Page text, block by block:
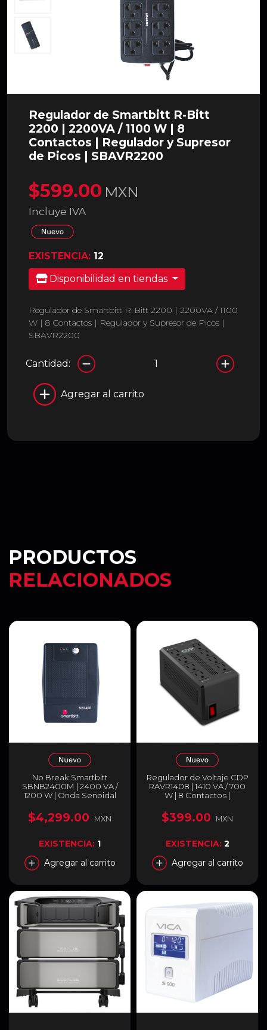
Regulador de Smartbitt R-Bitt
2200 | 2200VA / 1100 W | 8
Contactos | Regulador y Supresor
de Picos | SBAVR2200
$599.00 MXN
Incluye IVA
EXISTENCIA: 12
Disponibilidad en tiendas
Regulador de Smartbitt R-Bitt 2200 | 2200VA / 1100
W | 8 Contactos | Regulador y Supresor de Picos |
SBAVR2200
Cantidad:
Agregar al carrito
PRODUCTOS
RELACIONADOS
No Break Smartbitt
SBNB2400M | 2400 VA /
1200 W | Onda Senoidal
Regulador AVR |
Protección Telefónica |
SBNB2400M
$4,299.00 MXN
EXISTENCIA: 1
Agregar al carrito
Regulador de Voltaje CDP
RAVR1408 | 1410 VA / 700
W | 8 Contactos |
Picos | RAVR1408
$399.00 MXN
EXISTENCIA: 2
Agregar al carrito